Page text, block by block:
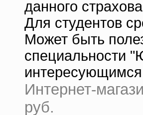
данного
Для студентов
Может быть
специальности
Интернет-
руб.